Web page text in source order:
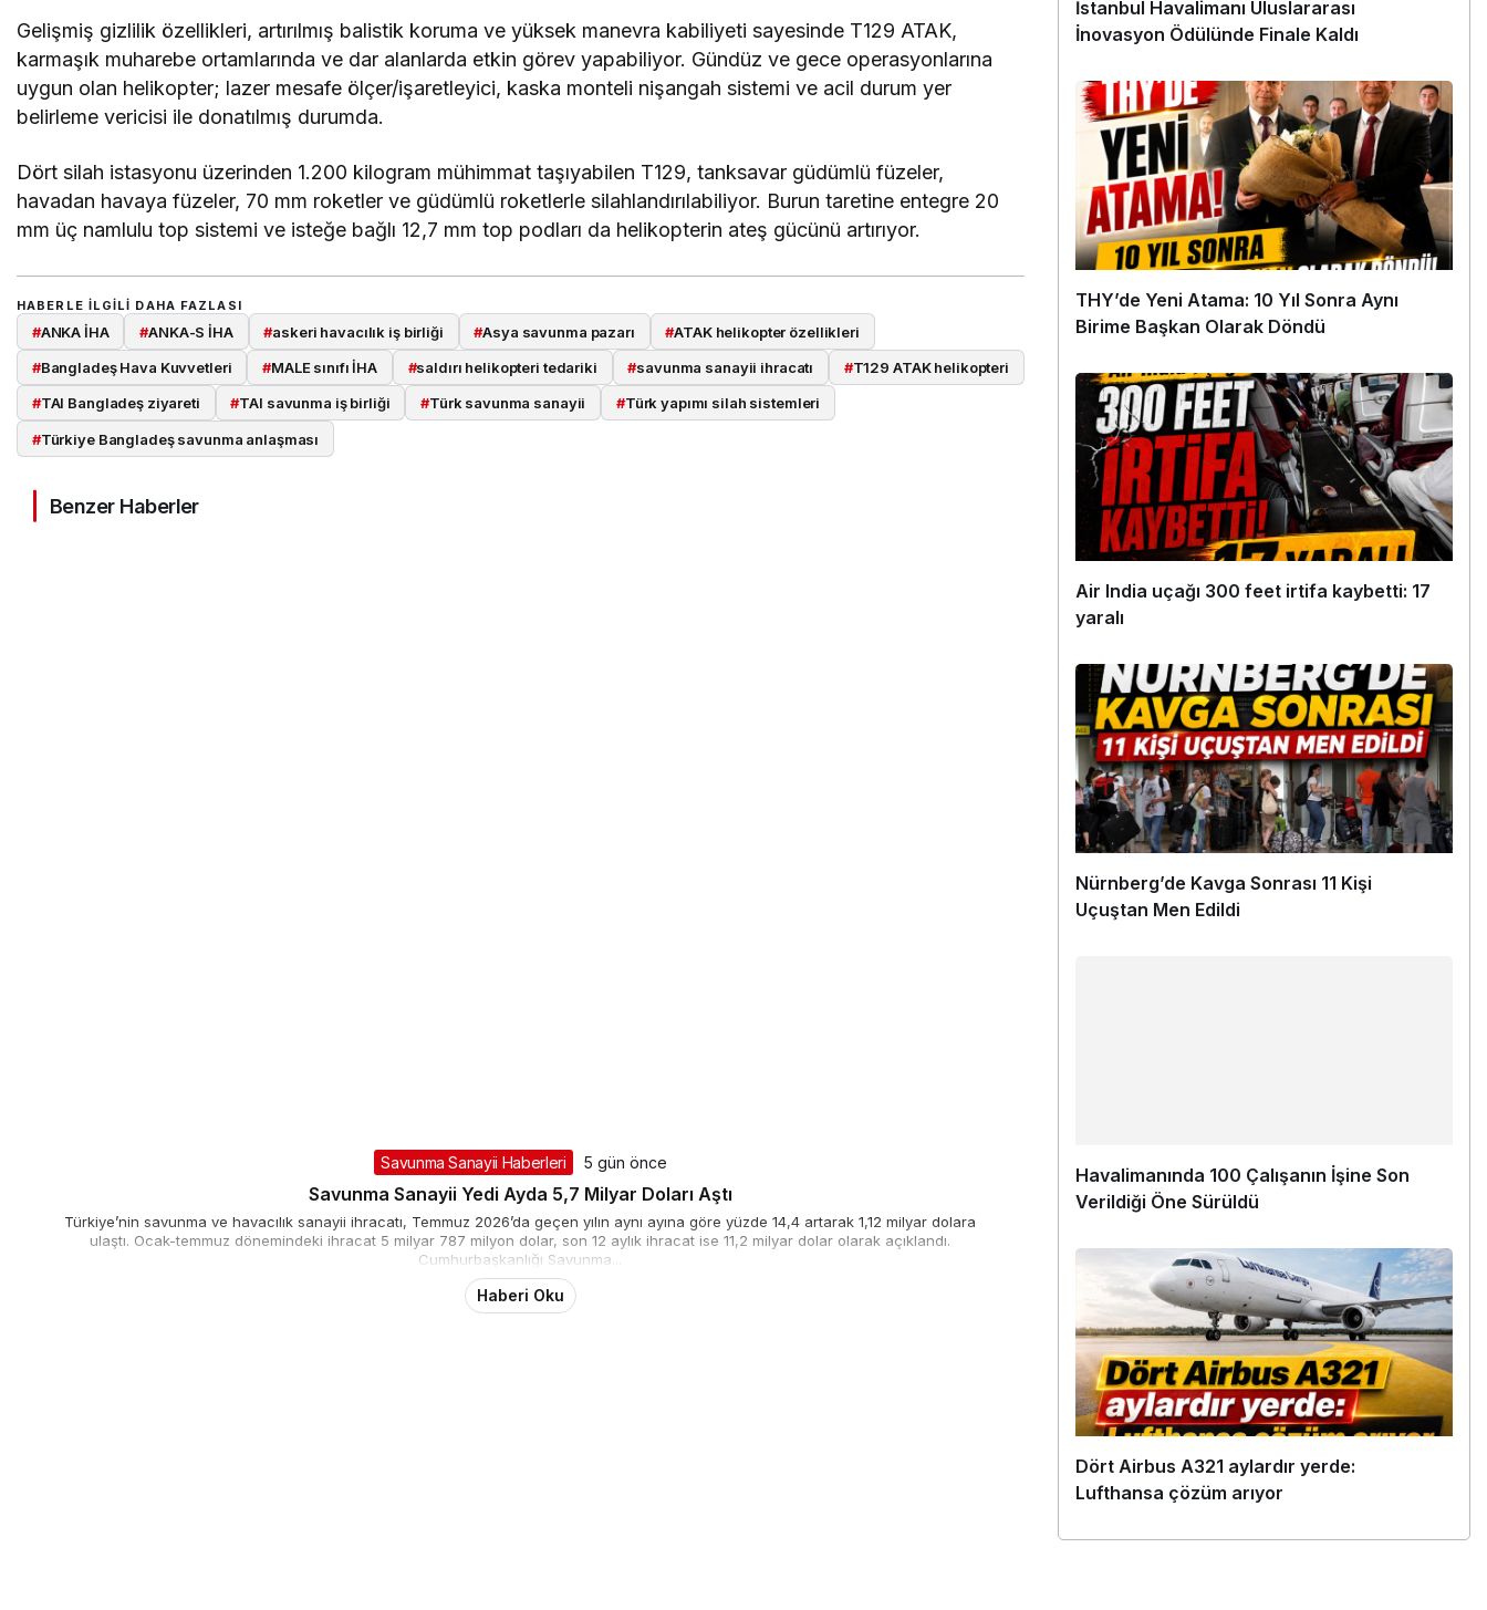
Gelişmiş gizlilik özellikleri, artırılmış balistik koruma ve yüksek manevra kabiliyeti sayesinde T129 ATAK,
karmaşık muharebe ortamlarında ve dar alanlarda etkin görev yapabiliyor. Gündüz ve gece operasyonlarına
uygun olan helikopter; lazer mesafe ölçer/işaretleyici, kaska monteli nişangah sistemi ve acil durum yer
belirleme vericisi ile donatılmış durumda.
Dört silah istasyonu üzerinden 1.200 kilogram mühimmat taşıyabilen T129, tanksavar güdümlü füzeler,
havadan havaya füzeler, 70 mm roketler ve güdümlü roketlerle silahlandırılabiliyor. Burun taretine entegre 20
mm üç namlulu top sistemi ve isteğe bağlı 12,7 mm top podları da helikopterin ateş gücünü artırıyor.
HABERLE ILGILI DAHA FAZLASI
#ANKA İHA #ANKA-S İHA #askeri havacılık iş birliği #Asya savunma pazarı #ATAK helikopter özellikleri
#Bangladeş Hava Kuvvetleri #MALE sınıfı İHA #saldırı helikopteri tedariki #savunma sanayii ihracatı #T129 ATAK helikopteri
#TAI Bangladeş ziyareti #TAI savunma iş birliği #Türk savunma sanayii #Türk yapımı silah sistemleri
#Türkiye Bangladeş savunma anlaşması
Benzer Haberler
Savunma Sanayii Haberleri 5 gün önce
Savunma Sanayii Yedi Ayda 5,7 Milyar Doları Aştı
Türkiye’nin savunma ve havacılık sanayii ihracatı, Temmuz 2026’da geçen yılın aynı ayına göre yüzde 14,4 artarak 1,12 milyar dolara
ulaştı. Ocak-temmuz dönemindeki ihracat 5 milyar 787 milyon dolar, son 12 aylık ihracat ise 11,2 milyar dolar olarak açıklandı.
Cumhurbaşkanlığı Savunma...
Haberi Oku
İstanbul Havalimanı Uluslararası
İnovasyon Ödülünde Finale Kaldı
THY’de Yeni Atama: 10 Yıl Sonra Aynı
Birime Başkan Olarak Döndü
Air India uçağı 300 feet irtifa kaybetti: 17
yaralı
Nürnberg’de Kavga Sonrası 11 Kişi
Uçuştan Men Edildi
Havalimanında 100 Çalışanın İşine Son
Verildiği Öne Sürüldü
Dört Airbus A321 aylardır yerde:
Lufthansa çözüm arıyor